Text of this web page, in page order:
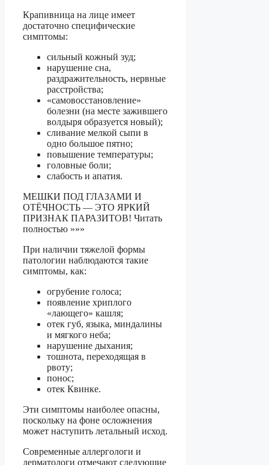
Крапивница на лице имеет
достаточно специфические
симптомы:
сильный кожный зуд;
нарушение сна,
раздражительность, нервные
расстройства;
«самовосстановление»
болезни (на месте зажившего
волдыря образуется новый);
сливание мелкой сыпи в
одно большое пятно;
повышение температуры;
головные боли;
слабость и апатия.
МЕШКИ ПОД ГЛАЗАМИ И
ОТЁЧНОСТЬ — ЭТО ЯРКИЙ
ПРИЗНАК ПАРАЗИТОВ! Читать
полностью »»»
При наличии тяжелой формы
патологии наблюдаются такие
симптомы, как:
огрубение голоса;
появление хриплого
«лающего» кашля;
отек губ, языка, миндалины
и мягкого неба;
нарушение дыхания;
тошнота, переходящая в
рвоту;
понос;
отек Квинке.
Эти симптомы наиболее опасны,
поскольку на фоне осложнения
может наступить летальный исход.
Современные аллергологи и
дерматологи отмечают следующие